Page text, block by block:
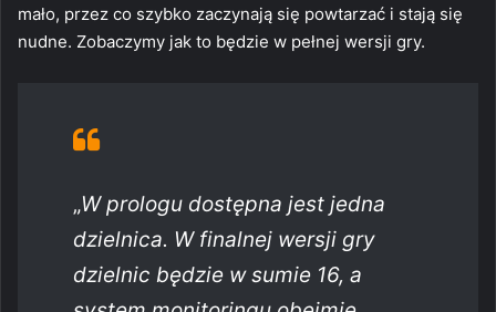
mało, przez co szybko zaczynają się powtarzać i stają się
nudne. Zobaczymy jak to będzie w pełnej wersji gry.
„W prologu dostępna jest jedna
dzielnica. W finalnej wersji gry
dzielnic będzie w sumie 16, a